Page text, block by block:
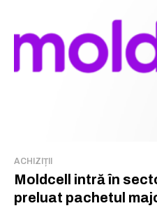
ACHIZIȚII
Moldcell intră în
preluat pachetul